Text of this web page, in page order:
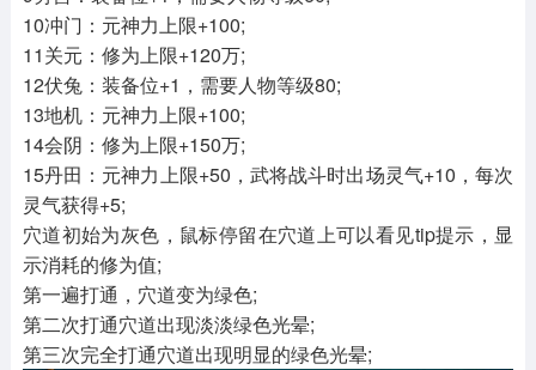
10冲门：元神力上限+100;
11关元：修为上限+120万;
12伏兔：装备位+1，需要人物等级80;
13地机：元神力上限+100;
14会阴：修为上限+150万;
15丹田：元神力上限+50，武将战斗时出场灵气+10，每次
灵气获得+5;
穴道初始为灰色，鼠标停留在穴道上可以看见tip提示，显
示消耗的修为值;
第一遍打通，穴道变为绿色;
第二次打通穴道出现淡淡绿色光晕;
第三次完全打通穴道出现明显的绿色光晕;